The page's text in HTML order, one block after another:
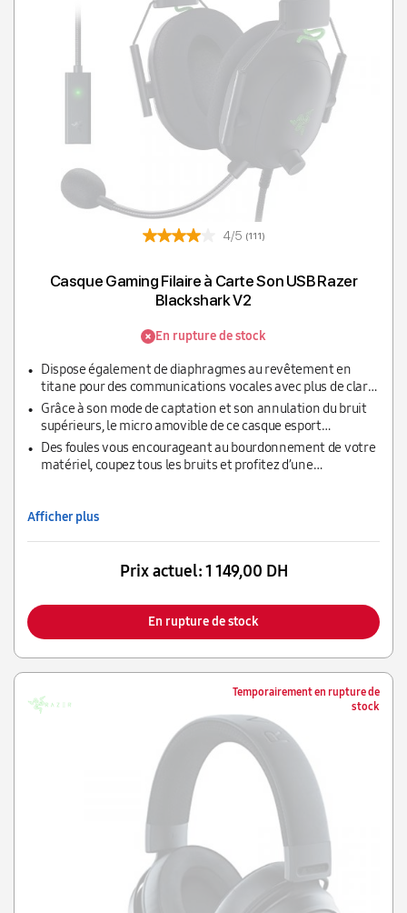
4/5 (111)
Casque Gaming Filaire à Carte Son USB Razer
Blackshark V2
En rupture de stock
Dispose également de diaphragmes au revêtement en
titane pour des communications vocales avec plus de clarté
pour que toutes les communications entrantes soient
claires comme de l’eau de roche.
Grâce à son mode de captation et son annulation du bruit
supérieurs, le micro amovible de ce casque esport
ultraléger fournit une obstruction minimale grâce à sa
conception ouverte ce qui permet au son d’être plus clair et
Des foules vous encourageant au bourdonnement de votre
matériel, coupez tous les bruits et profitez d’une
coussinets moelleux ne laissent rien filtrer depuis
Afficher plus
Prix actuel:1 149,00 DH
En rupture de stock
Temporairement en rupture de
stock